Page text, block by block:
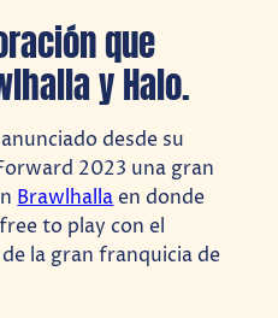
que
y Halo.
desde su
2023 una gran
Brawlhallaen donde
to play con el
la gran franquicia de